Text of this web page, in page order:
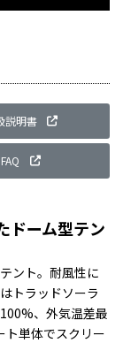
説明書
FAQ
ドーム型テン
ント。耐風性に
トラッドソーラ
、外気温差最
単体でスクリー